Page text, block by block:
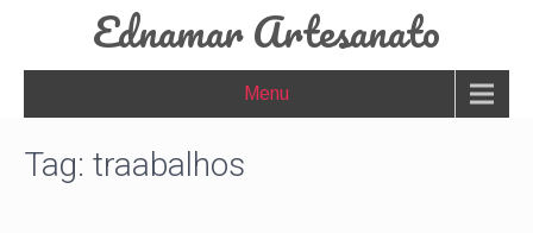
Ednamar Artesanato
Menu
Tag: traabalhos